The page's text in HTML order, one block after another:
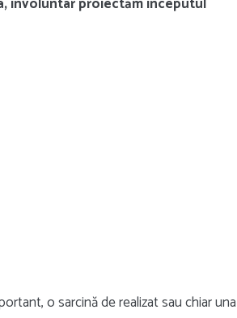
o sarcină de realizat sau chiar una